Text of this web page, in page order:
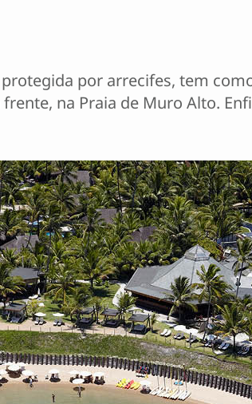
por arrecifes, tem
na Praia de Muro Alto.